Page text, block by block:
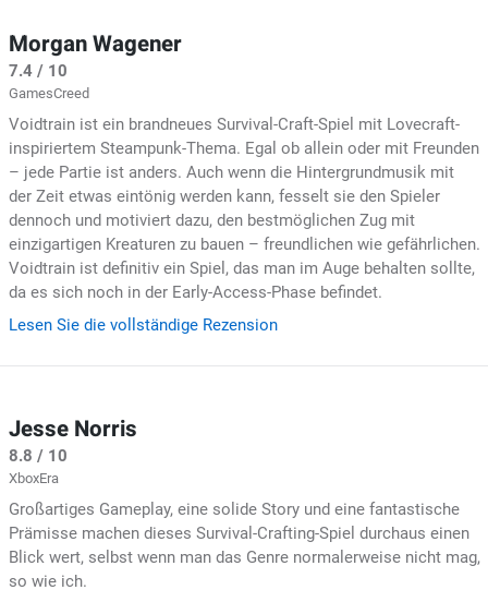
Morgan Wagener
7.4 / 10
GamesCreed
Voidtrain ist ein brandneues Survival-Craft-Spiel mit Lovecraft-
inspiriertem Steampunk-Thema. Egal ob allein oder mit Freunden
– jede Partie ist anders. Auch wenn die Hintergrundmusik mit
der Zeit etwas eintönig werden kann, fesselt sie den Spieler
dennoch und motiviert dazu, den bestmöglichen Zug mit
einzigartigen Kreaturen zu bauen – freundlichen wie gefährlichen.
Voidtrain ist definitiv ein Spiel, das man im Auge behalten sollte,
da es sich noch in der Early-Access-Phase befindet.
Lesen Sie die vollständige Rezension
Jesse Norris
8.8 / 10
XboxEra
Großartiges Gameplay, eine solide Story und eine fantastische
Prämisse machen dieses Survival-Crafting-Spiel durchaus einen
Blick wert, selbst wenn man das Genre normalerweise nicht mag,
so wie ich.